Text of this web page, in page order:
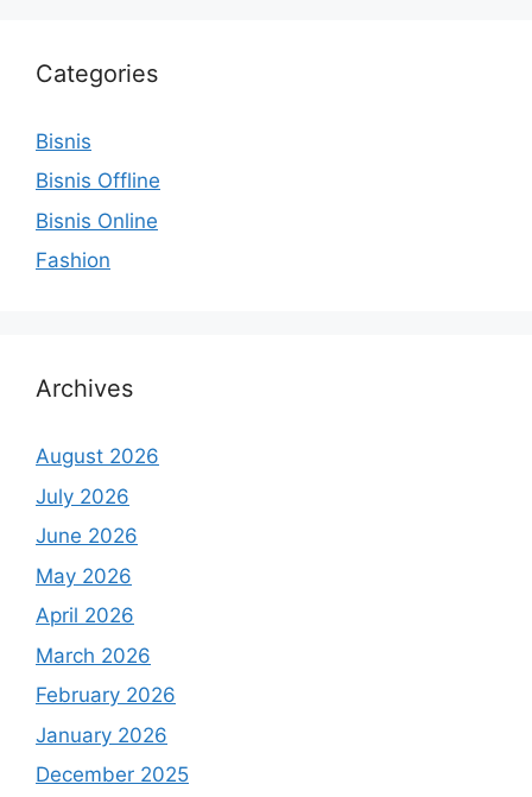
Categories
Bisnis
Bisnis Offline
Bisnis Online
Fashion
Archives
August 2026
July 2026
June 2026
May 2026
April 2026
March 2026
February 2026
January 2026
December 2025